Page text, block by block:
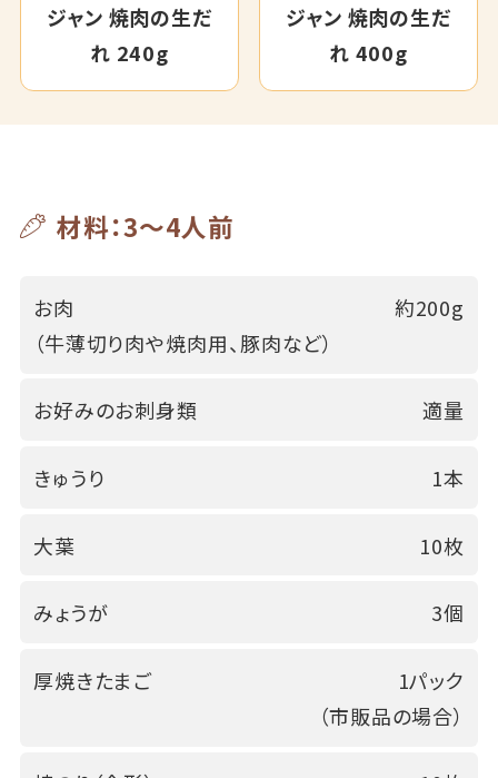
ジャン 焼肉の生だ
れ 240g
ジャン 焼肉の生だ
れ 400g
材料：3～4人前
お肉
（牛薄切り肉や焼肉用、豚肉など）
約200g
お好みのお刺身類 適量
きゅうり 1本
大葉 10枚
みょうが 3個
厚焼きたまご
1パック
（市販品の場合）